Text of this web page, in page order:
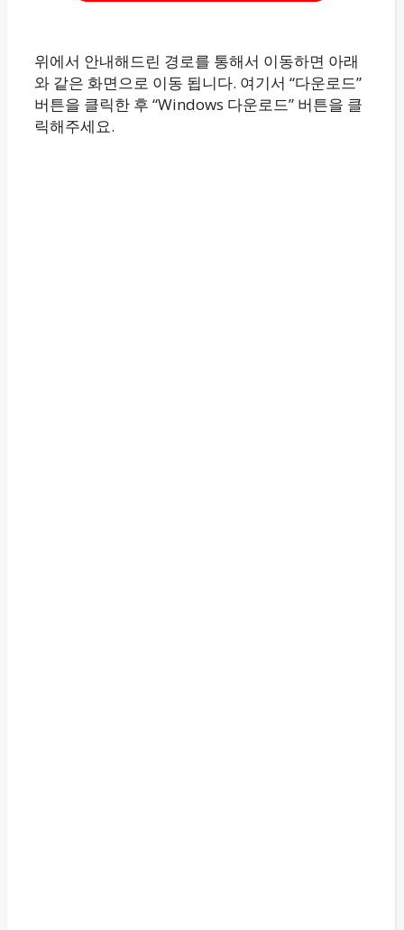
위에서 안내해드린 경로를 통해서 이동하면 아래
와 같은 화면으로 이동 됩니다. 여기서 “다운로드”
버튼을 클릭한 후 “Windows 다운로드” 버튼을 클
릭해주세요.